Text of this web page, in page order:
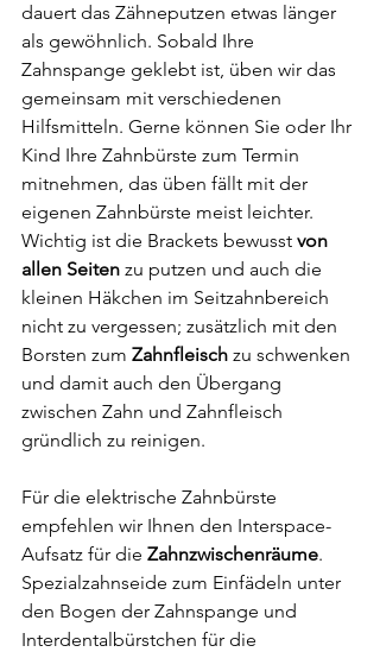
dauert das Zähneputzen etwas länger
als gewöhnlich. Sobald Ihre
Zahnspange geklebt ist, üben wir das
gemeinsam mit verschiedenen
Hilfsmitteln. Gerne können Sie oder Ihr
Kind Ihre Zahnbürste zum Termin
mitnehmen, das üben fällt mit der
eigenen Zahnbürste meist leichter.
Wichtig ist die Brackets bewusst von
allen Seiten zu putzen und auch die
kleinen Häkchen im Seitzahnbereich
nicht zu vergessen; zusätzlich mit den
Borsten zum Zahnfleisch zu schwenken
und damit auch den Übergang
zwischen Zahn und Zahnfleisch
gründlich zu reinigen.
Für die elektrische Zahnbürste
empfehlen wir Ihnen den Interspace-
Aufsatz für die Zahnzwischenräume.
Spezialzahnseide zum Einfädeln unter
den Bogen der Zahnspange und
Interdentalbürstchen für die